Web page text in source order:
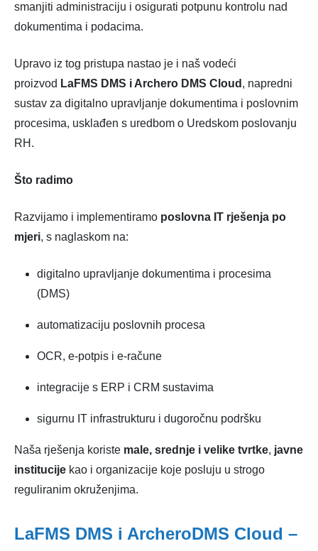
smanjiti administraciju i osigurati potpunu kontrolu nad
dokumentima i podacima.
Upravo iz tog pristupa nastao je i naš vodeći
proizvod LaFMS DMS i Archero DMS Cloud , napredni
sustav za digitalno upravljanje dokumentima i poslovnim
procesima, usklađen s uredbom o Uredskom poslovanju
RH.
Što radimo
Razvijamo i implementiramo poslovna IT rješenja po
mjeri, s naglaskom na:
digitalno upravljanje dokumentima i procesima
(DMS)
automatizaciju poslovnih procesa
OCR, e-potpis i e-račune
integracije s ERP i CRM sustavima
sigurnu IT infrastrukturu i dugoročnu podršku
Naša rješenja koriste male, srednje i velike tvrtke, javne
institucije kao i organizacije koje posluju u strogo
reguliranim okruženjima.
LaFMS DMS i ArcheroDMS Cloud –